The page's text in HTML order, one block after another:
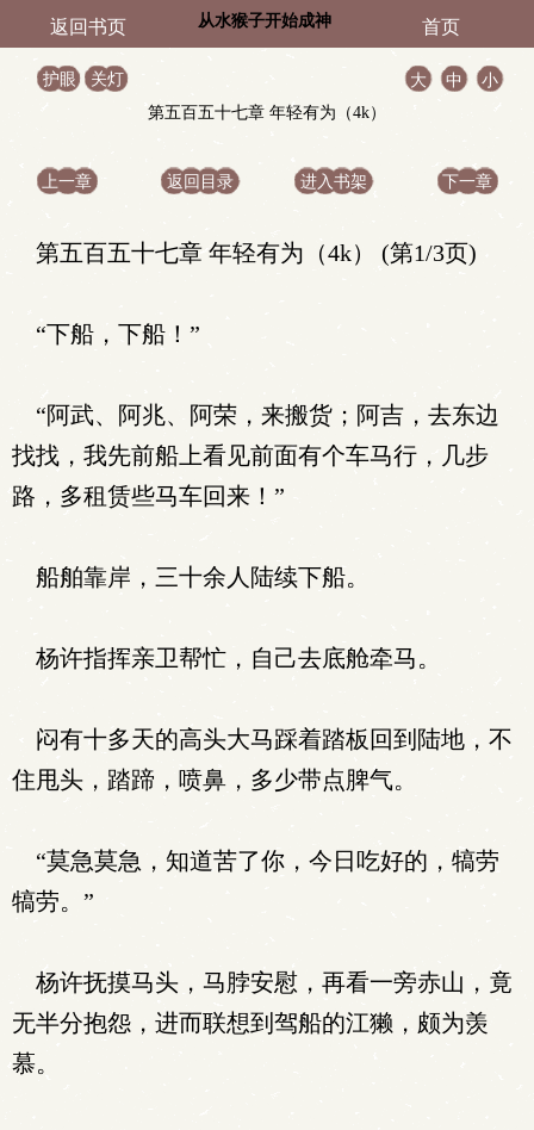
返回书页 从水猴子开始成神 首页
护眼 关灯 大 中
小
第五百五十七章 年轻有为（4k）
上一章 返回目录 进入书架 下一章
第五百五十七章 年轻有为（4k） (第1/3页)
“下船，下船！”
“阿武、阿兆、阿荣，来搬货；阿吉，去东边
找找，我先前船上看见前面有个车马行，几步
路，多租赁些马车回来！”
船舶靠岸，三十余人陆续下船。
杨许指挥亲卫帮忙，自己去底舱牵马。
闷有十多天的高头大马踩着踏板回到陆地，不
住甩头，踏蹄，喷鼻，多少带点脾气。
“莫急莫急，知道苦了你，今日吃好的，犒劳
犒劳。”
杨许抚摸马头，马脖安慰，再看一旁赤山，竟
无半分抱怨，进而联想到驾船的江獭，颇为羡
慕。